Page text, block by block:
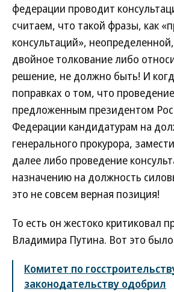
федерации проводит
считаем, что такой фразы, как
консультаций»,
двойное толкование либо
решение, не должно быть! И
поправках о том, что
предложенным президентом
Федерации кандидатурам на
генерального прокурора,
далее либо проведение
назначению на должность
это не совсем верная позиция!
То есть он жестоко критиковал
Владимира Путина. Вот это
Комитет по
законодательству одобрил